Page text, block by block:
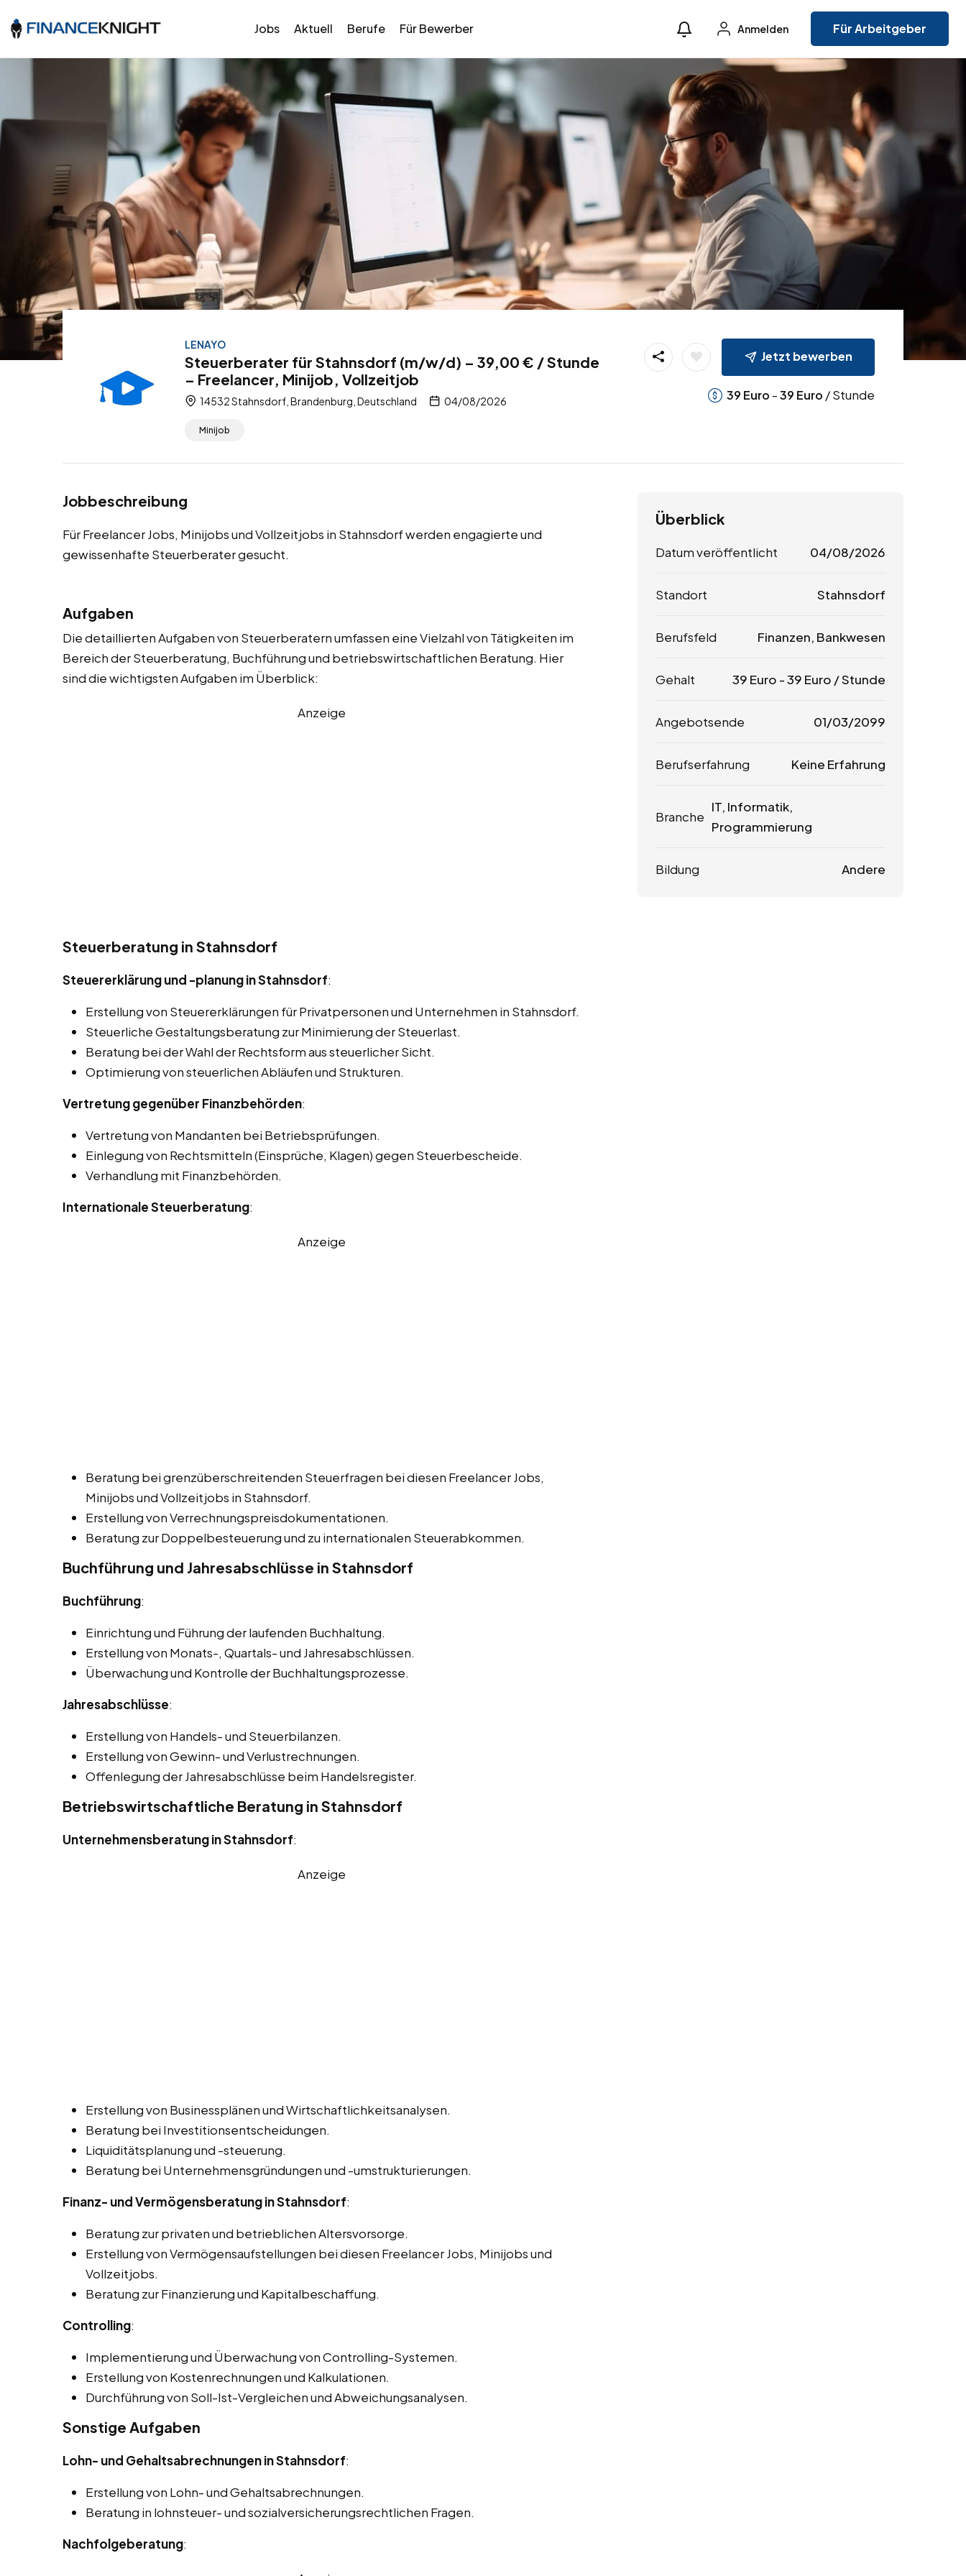
Jobs Aktuell Berufe Für Bewerber Anmelden Für Arbeitgeber
LENAYO
Steuerberater für Stahnsdorf (m/w/d) – 39,00 € / Stunde
– Freelancer, Minijob, Vollzeitjob
14532 Stahnsdorf, Brandenburg, Deutschland 04/08/2026
Minijob
Jetzt bewerben
39 Euro -39 Euro / Stunde
Jobbeschreibung
Für Freelancer Jobs, Minijobs und Vollzeitjobs in Stahnsdorf werden engagierte und
gewissenhafte Steuerberater gesucht.
Aufgaben
Die detaillierten Aufgaben von Steuerberatern umfassen eine Vielzahl von Tätigkeiten im
Bereich der Steuerberatung, Buchführung und betriebswirtschaftlichen Beratung. Hier
sind die wichtigsten Aufgaben im Überblick:
Anzeige
Steuerberatung in Stahnsdorf
Steuererklärung und -planung in Stahnsdorf:
Erstellung von Steuererklärungen für Privatpersonen und Unternehmen in Stahnsdorf.
Steuerliche Gestaltungsberatung zur Minimierung der Steuerlast.
Beratung bei der Wahl der Rechtsform aus steuerlicher Sicht.
Optimierung von steuerlichen Abläufen und Strukturen.
Vertretung gegenüber Finanzbehörden:
Vertretung von Mandanten bei Betriebsprüfungen.
Einlegung von Rechtsmitteln (Einsprüche, Klagen) gegen Steuerbescheide.
Verhandlung mit Finanzbehörden.
Internationale Steuerberatung:
Anzeige
Beratung bei grenzüberschreitenden Steuerfragen bei diesen Freelancer Jobs,
Minijobs und Vollzeitjobs in Stahnsdorf.
Erstellung von Verrechnungspreisdokumentationen.
Beratung zur Doppelbesteuerung und zu internationalen Steuerabkommen.
Buchführung und Jahresabschlüsse in Stahnsdorf
Buchführung:
Einrichtung und Führung der laufenden Buchhaltung.
Erstellung von Monats-, Quartals- und Jahresabschlüssen.
Überwachung und Kontrolle der Buchhaltungsprozesse.
Jahresabschlüsse:
Erstellung von Handels- und Steuerbilanzen.
Erstellung von Gewinn- und Verlustrechnungen.
Offenlegung der Jahresabschlüsse beim Handelsregister.
Betriebswirtschaftliche Beratung in Stahnsdorf
Unternehmensberatung in Stahnsdorf:
Anzeige
Erstellung von Businessplänen und Wirtschaftlichkeitsanalysen.
Beratung bei Investitionsentscheidungen.
Liquiditätsplanung und -steuerung.
Beratung bei Unternehmensgründungen und -umstrukturierungen.
Finanz- und Vermögensberatung in Stahnsdorf:
Beratung zur privaten und betrieblichen Altersvorsorge.
Erstellung von Vermögensaufstellungen bei diesen Freelancer Jobs, Minijobs und
Vollzeitjobs.
Beratung zur Finanzierung und Kapitalbeschaffung.
Controlling:
Implementierung und Überwachung von Controlling-Systemen.
Erstellung von Kostenrechnungen und Kalkulationen.
Durchführung von Soll-Ist-Vergleichen und Abweichungsanalysen.
Sonstige Aufgaben
Lohn- und Gehaltsabrechnungen in Stahnsdorf:
Erstellung von Lohn- und Gehaltsabrechnungen.
Beratung in lohnsteuer- und sozialversicherungsrechtlichen Fragen.
Nachfolgeberatung:
Überblick
Datum veröffentlicht 04/08/2026
Standort Stahnsdorf
Berufsfeld Finanzen, Bankwesen
Gehalt 39 Euro -39 Euro / Stunde
Angebotsende 01/03/2099
Berufserfahrung Keine Erfahrung
Branche
IT, Informatik,
Programmierung
Bildung Andere